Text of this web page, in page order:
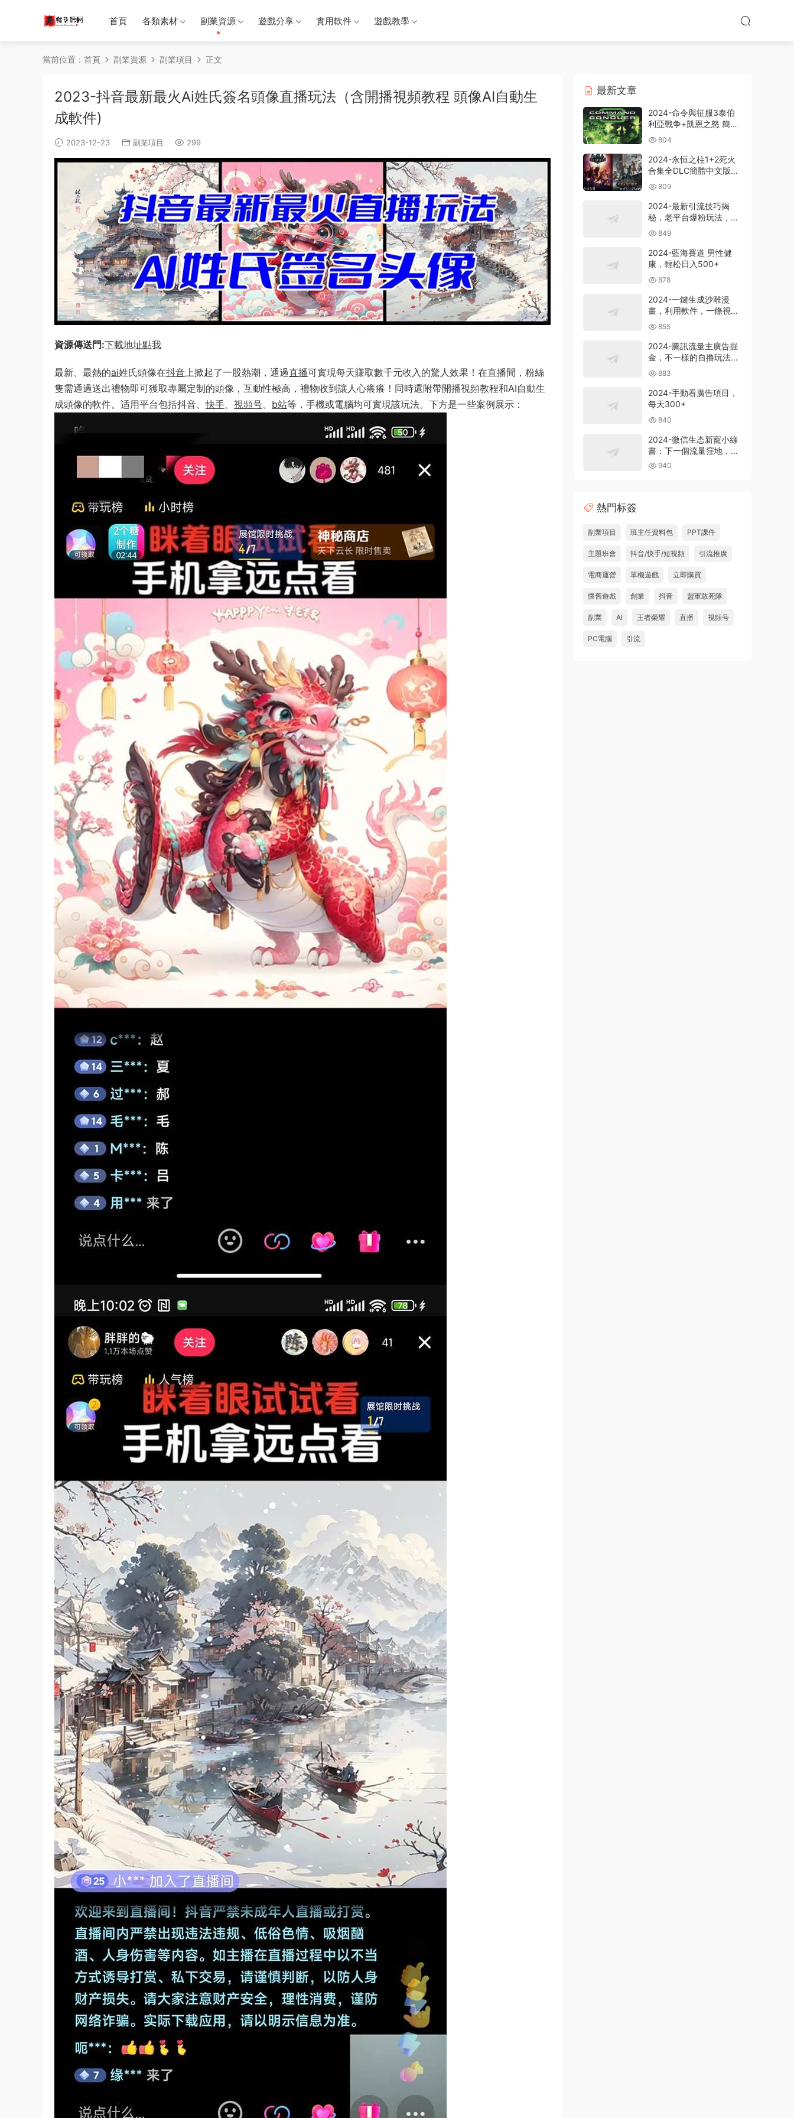
首頁 各類素材 副業資源 遊戲分享 實用軟件 遊戲教學
當前位置： 首頁 副業資源 副業項目 正文
2023-抖音最新最火Ai姓氏簽名頭像直播玩法（含開播視頻教程 頭像AI自動生
成軟件)
2023-12-23 副業項目 299
資源傳送門:下載地址點我
最新、最熱的ai姓氏頭像在抖音上掀起了一股熱潮，通過直播可實現每天賺取數千元收入的驚人效果！在直播間，粉絲
隻需通過送出禮物即可獲取專屬定制的頭像，互動性極高，禮物收到讓人心癢癢！同時還附帶開播視頻教程和AI自動生
成頭像的軟件。适用平台包括抖音、快手、 視頻号、 b站等，手機或電腦均可實現該玩法。下方是一些案例展示：
最新文章
2024-命令與征服3泰伯
利亞戰争+凱恩之怒 簡體
中文版電腦PC單機RPG遊
戲即時戰略+支持
win7/win8/win10/win11
804
2024-永恒之柱1+2死火
合集全DLC簡體中文版電
腦PC單機RPG遊戲
809
2024-最新引流技巧揭
秘，老平台爆粉玩法，單
人單号日引300+創業
粉，作品可直接被百度收
錄
849
2024-藍海賽道 男性健
康，輕松日入500+
878
2024-一鍵生成沙雕漫
畫，利用軟件，一條視頻
播放12W+，單日變現
1000+
855
2024-騰訊流量主廣告掘
金，不一樣的自撸玩法，
日賺500-1000+，無設備
要求
883
2024-手動看廣告項目，
每天300+
840
2024-微信生态新寵小綠
書：下一個流量窪地，粉
絲質量超高，日引
940
熱門标簽
副業項目 班主任資料包 PPT課件
主題班會 抖音/快手/短視頻 引流推廣
電商運營 單機遊戲 立即購買
懷舊遊戲 創業 抖音 盟軍敢死隊
副業 AI 王者榮耀 直播 視頻号
PC電腦 引流